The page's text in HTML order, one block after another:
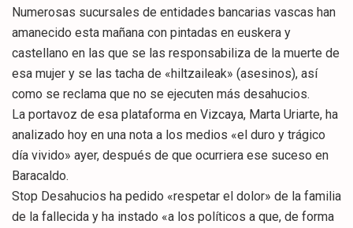
Numerosas sucursales de entidades bancarias vascas han
amanecido esta mañana con pintadas en euskera y
castellano en las que se las responsabiliza de la muerte de
esa mujer y se las tacha de «hiltzaileak» (asesinos), así
como se reclama que no se ejecuten más desahucios.
La portavoz de esa plataforma en Vizcaya, Marta Uriarte, ha
analizado hoy en una nota a los medios «el duro y trágico
día vivido» ayer, después de que ocurriera ese suceso en
Baracaldo.
Stop Desahucios ha pedido «respetar el dolor» de la familia
de la fallecida y ha instado «a los políticos a que, de forma